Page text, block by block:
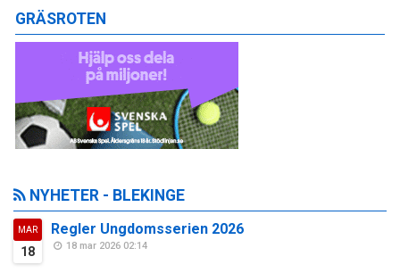
GRÄSROTEN
NYHETER - BLEKINGE
MAR
18
Regler Ungdomsserien 2026
18 mar 2026 02:14